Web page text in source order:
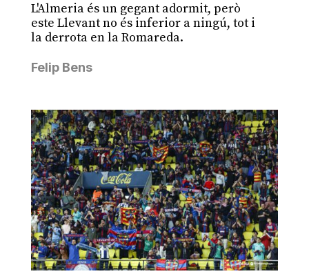
L'Almeria és un gegant adormit, però
este Llevant no és inferior a ningú, tot i
la derrota en la Romareda.
Felip Bens